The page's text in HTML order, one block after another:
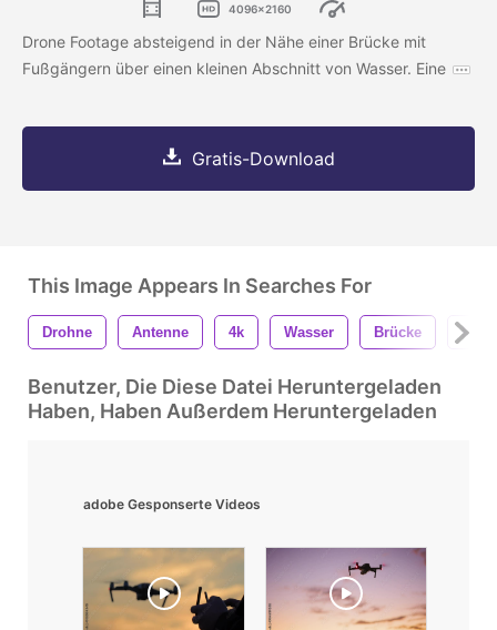
4096x2160
Drone Footage absteigend in der Nähe einer Brücke mit
Fußgängern über einen kleinen Abschnitt von Wasser. Eine
Gratis-Download
This Image Appears In Searches For
Drohne Antenne 4k Wasser Brücke
Benutzer, Die Diese Datei Heruntergeladen
Haben, Haben Außerdem Heruntergeladen
adobe Gesponserte Videos